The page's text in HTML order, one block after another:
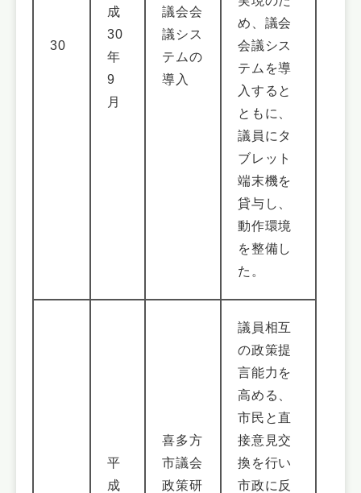
30
成
30
年
9
月
議会会
議シス
テムの
導入
め、議会
会議シス
テムを導
入すると
ともに、
議員にタ
ブレット
端末機を
貸与し、
動作環境
を整備し
た。
平
成
喜多方
市議会
政策研
議員相互
の政策提
言能力を
高める、
市民と直
接意見交
換を行い
市政に反